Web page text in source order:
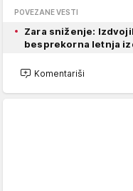
POVEZANE VESTI
Zara sniženje:
besprekorna letnja
Komentariši